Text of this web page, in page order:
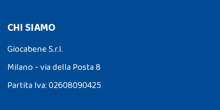
CHI SIAMO
Giocabene S.r.l.
Milano - via della Posta 8
Partita Iva: 02608090425